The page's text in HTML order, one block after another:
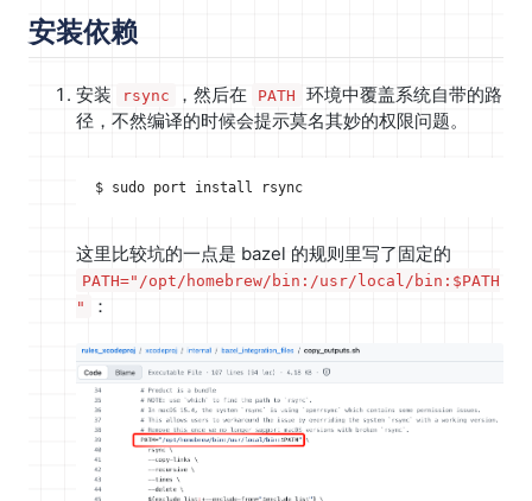
安装依赖
安装 rsync ，然后在 PATH
环境中覆盖系统自带的路
径，不然编译的时候会提示莫名其妙的权限问题。
这里比较坑的一点是 bazel 的规则里写了固定的
PATH="/opt/homebrew/bin:/usr/local/bin:$PATH
"
：